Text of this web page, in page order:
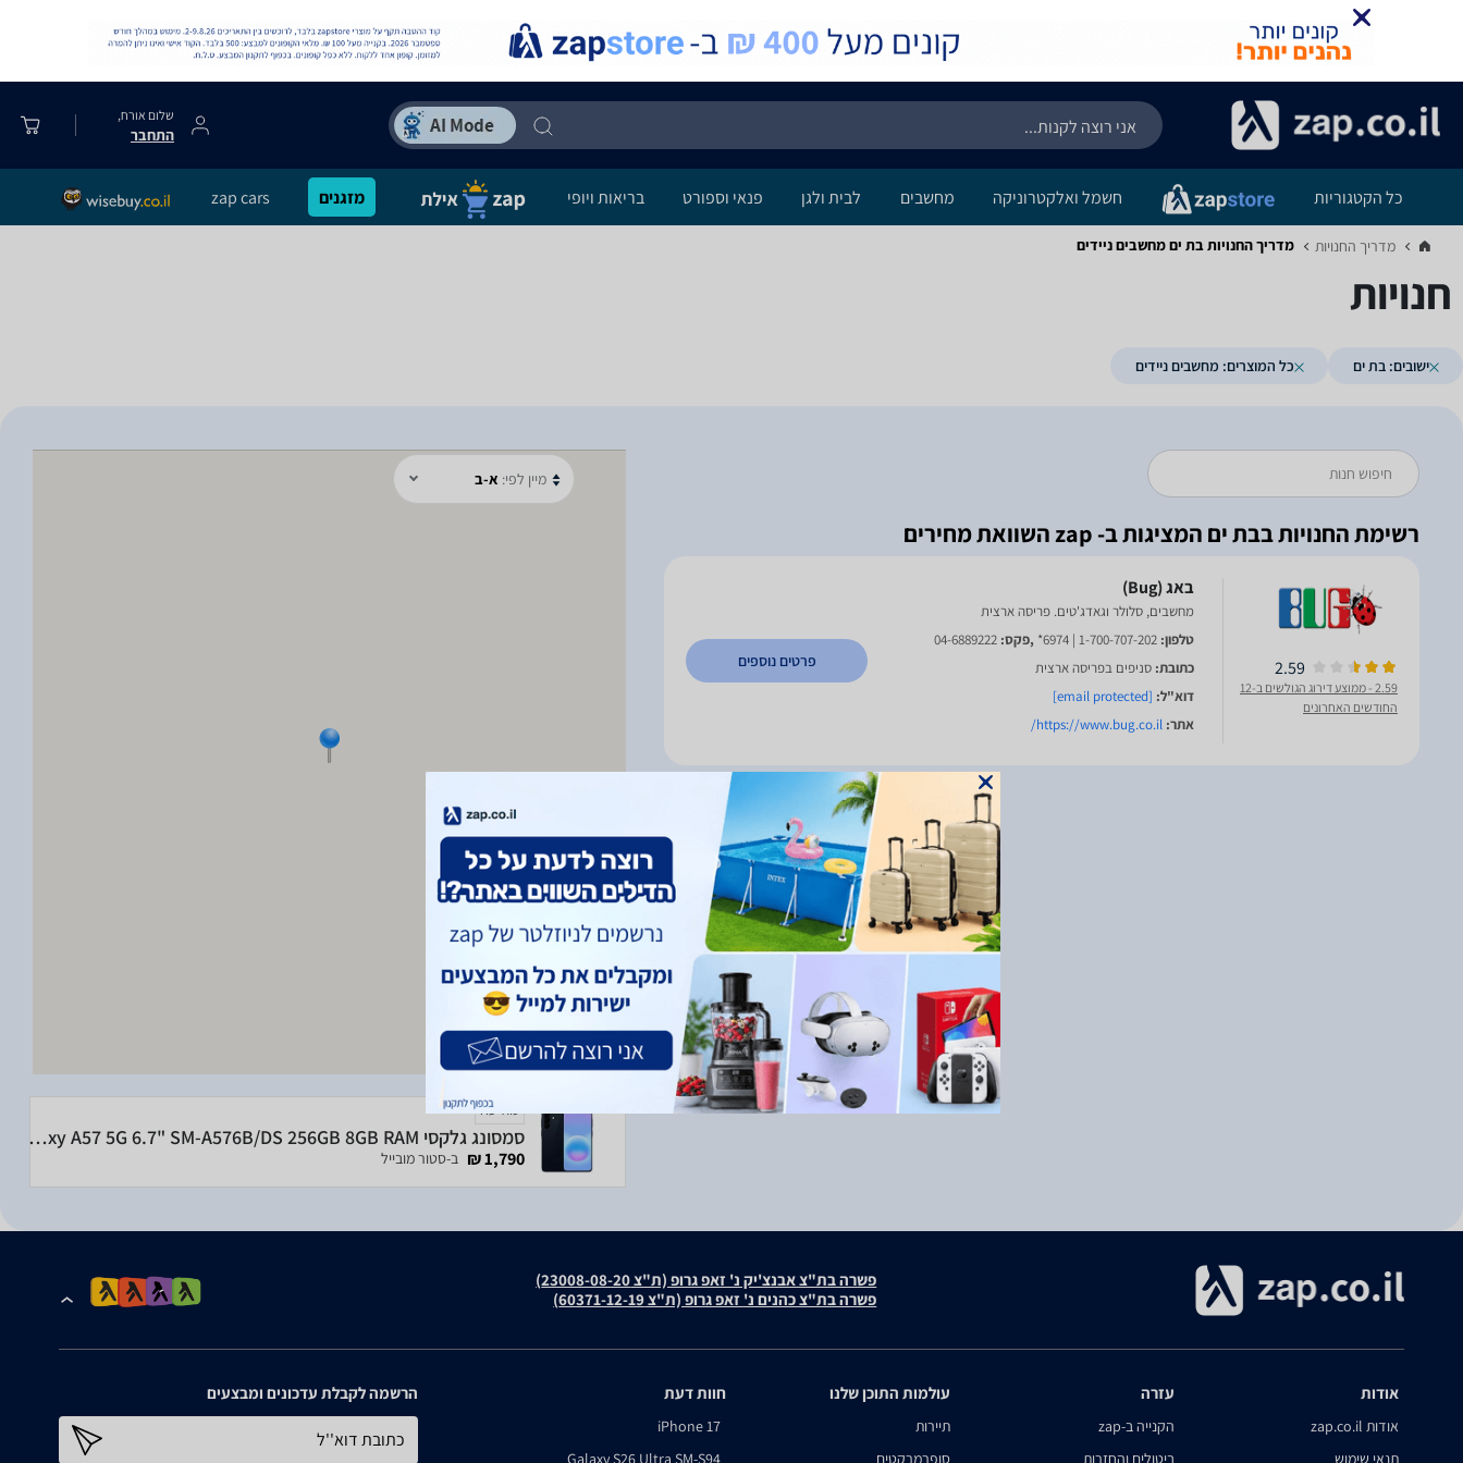
שלום אורח,
התחבר
כל הקטגוריות חשמל ואלקטרוניקה מחשבים לבית ולגן פנאי וספורט בריאות ויופי מזגנים zap cars
מדריך החנויות‏ מדריך החנויות ‏בת ים ‏מחשבים ניידים
חנויות
ישובים: בת ים כל המוצרים: מחשבים ניידים
מיין לפי: א-ב
רשימת החנויות בבת ים המציגות ב- zap השוואת מחירים
2.59
2.59
- ממוצע דירוג הגולשים ב-12
החודשים האחרונים
מחשבים, סלולר וגאדג'טים. פריסה ארצית
טלפון: 1-700-707-202 | 6974* ,פקס: 04-6889222
כתובת: סניפים בפריסה ארצית
דוא"ל: [email protected]
אתר: https://www.bug.co.il/
פרטים נוספים
מודעה
סמסונג גלקסי Samsung Galaxy A57 5G 6.7" SM-A576B/DS 256GB 8GB RAM
1,790 ₪ ב-סטור מובייל
פשרה בת"צ אבנצ'יק נ' זאפ גרופ (ת"צ 23008-08-20)
פשרה בת"צ כהנים נ' זאפ גרופ (ת"צ 60371-12-19)
אודות
אודות zap.co.il
תנאי שימוש
עזרה
הקנייה ב-zap
ביטולים והחזרות
עולמות התוכן שלנו
תיירות
סופרמרקטים
חוות דעת
iPhone 17
Galaxy S26 Ultra SM-S94
הרשמה לקבלת עדכונים ומבצעים
כתובת דוא''ל